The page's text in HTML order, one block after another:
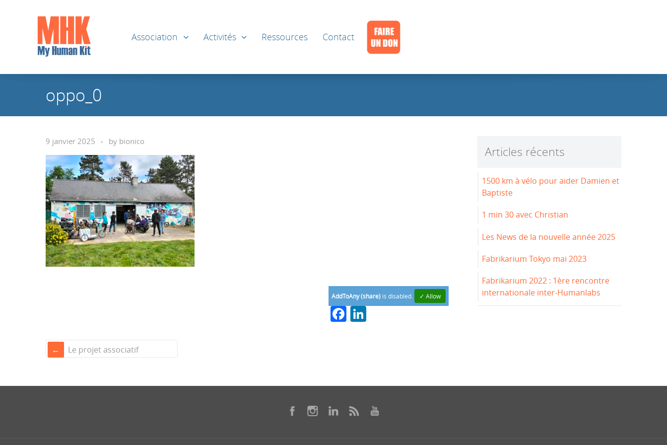
Association Activités Ressources Contact
oppo_0
9 janvier 2025 by bionico
AddToAny (share) is disabled. ✓ Allow
Facebook
Le projet associatif
Articles récents
1500 km à vélo pour aider Damien et
Baptiste
1 min 30 avec Christian
Les News de la nouvelle année 2025
Fabrikarium Tokyo mai 2023
Fabrikarium 2022 : 1ère rencontre
internationale inter-Humanlabs